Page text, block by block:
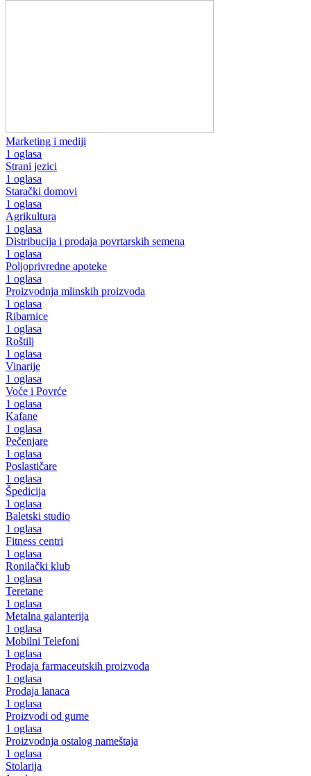
Marketing i mediji
1 oglasa
Strani jezici
1 oglasa
Starački domovi
1 oglasa
Agrikultura
1 oglasa
Distribucija i prodaja povrtarskih semena
1 oglasa
Poljoprivredne apoteke
1 oglasa
Proizvodnja mlinskih proizvoda
1 oglasa
Ribarnice
1 oglasa
Roštilj
1 oglasa
Vinarije
1 oglasa
Voće i Povrće
1 oglasa
Kafane
1 oglasa
Pečenjare
1 oglasa
Poslastičare
1 oglasa
Špedicija
1 oglasa
Baletski studio
1 oglasa
Fitness centri
1 oglasa
Ronilački klub
1 oglasa
Teretane
1 oglasa
Metalna galanterija
1 oglasa
Mobilni Telefoni
1 oglasa
Prodaja farmaceutskih proizvoda
1 oglasa
Prodaja lanaca
1 oglasa
Proizvodi od gume
1 oglasa
Proizvodnja ostalog nameštaja
1 oglasa
Stolarija